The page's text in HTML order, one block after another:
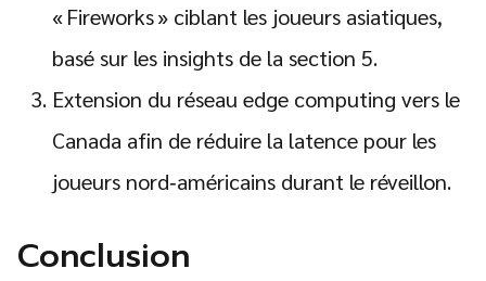
« Fireworks » ciblant les joueurs asiatiques,
basé sur les insights de la section 5.
Extension du réseau edge computing vers le
Canada afin de réduire la latence pour les
joueurs nord‑américains durant le réveillon.
Conclusion